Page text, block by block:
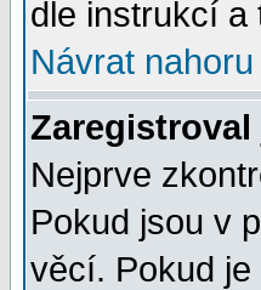
dle instrukcí a
Návrat nahoru
Nejprve
Pokud jsou v
věcí. Pokud je